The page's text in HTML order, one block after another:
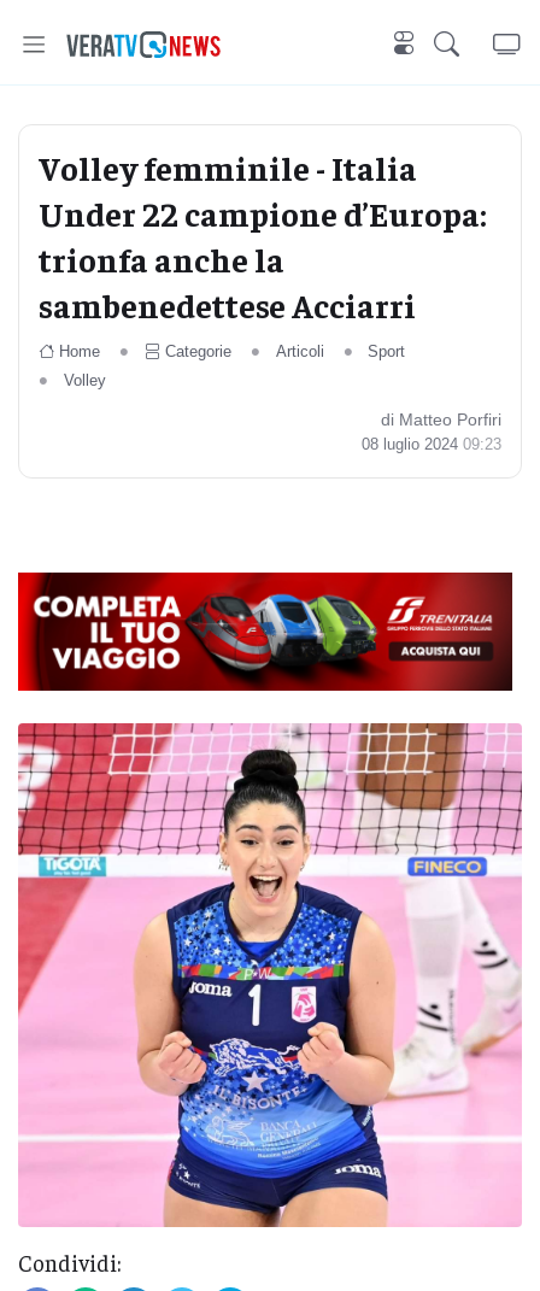
Volley femminile - Italia
Under 22 campione d’Europa:
trionfa anche la
sambenedettese Acciarri
Home Categorie Articoli
Sport
Volley
di Matteo Porfiri
08 luglio 2024 09:23
Condividi: